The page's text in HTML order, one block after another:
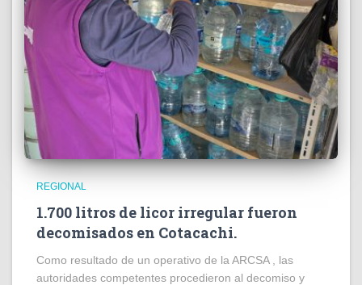
REGIONAL
1.700 litros de licor irregular fueron
decomisados en Cotacachi.
Como resultado de un operativo de la ARCSA , las
autoridades competentes procedieron al decomiso y